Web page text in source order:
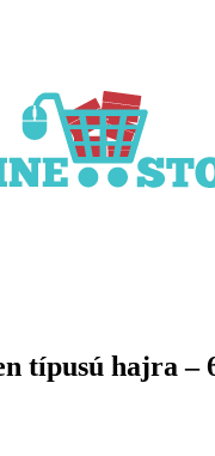
típusú hajra